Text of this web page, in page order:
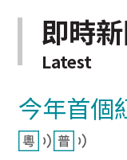
即時
Latest
今年首個